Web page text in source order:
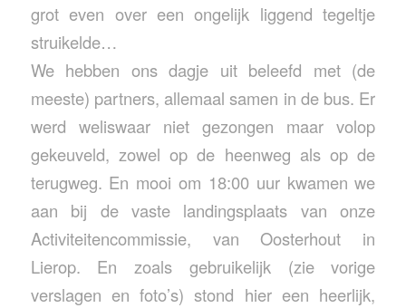
grot even over een ongelijk liggend tegeltje
struikelde…
We hebben ons dagje uit beleefd met (de
meeste) partners, allemaal samen in de bus. Er
werd weliswaar niet gezongen maar volop
gekeuveld, zowel op de heenweg als op de
terugweg. En mooi om 18:00 uur kwamen we
aan bij de vaste landingsplaats van onze
Activiteitencommissie, van Oosterhout in
Lierop. En zoals gebruikelijk (zie vorige
verslagen en foto’s) stond hier een heerlijk,